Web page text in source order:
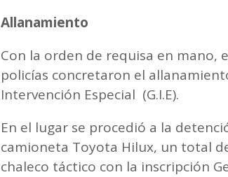
Allanamiento
Con la orden de requisa en mano,
policías concretaron el
Intervención Especial (G.I.E).
En el lugar se procedió a la
camioneta Toyota Hilux, un total
chaleco táctico con la inscripción